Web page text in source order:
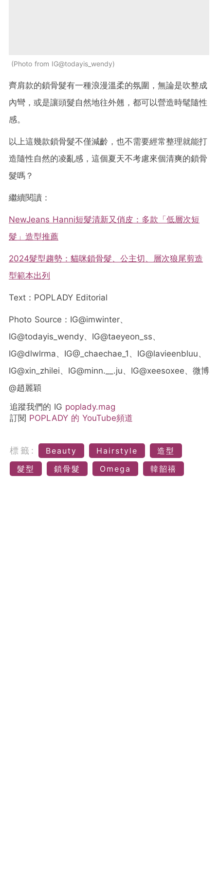
Photo from IG@todayis_wendy
齊肩款的鎖骨髮有一種浪漫溫柔的氛圍，無論是吹整成
內彎，或是讓頭髮自然地往外翹，都可以營造時髦隨性
感。
以上這幾款鎖骨髮不僅減齡，也不需要經常整理就能打
造隨性自然的凌亂感 ，這個夏天不考慮來個清爽的鎖骨
髮嗎？
繼續閱讀：
NewJeans Hanni短髮清新又俏皮：多款「低層次短
髮」造型推薦
2024髮型趨勢：貓咪鎖骨髮、公主切、層次狼尾剪造
型範本出列
Text：POPLADY Editorial
Photo Source： IG@imwinter、
IG@todayis_wendy、 IG@taeyeon_ss、
IG@dlwlrma、 IG@_chaechae_1、 IG@lavieenbluu、
IG@xin_zhilei、IG@minn.__.ju、IG@xeesoxee、 微博
@趙麗穎
追蹤我們的 IG poplady.mag
訂閱 POPLADY 的 YouTube頻道
標籤: Beauty Hairstyle
造型
髮型
鎖骨髮 Omega 韓韶禧